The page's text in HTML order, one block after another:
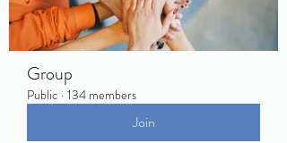
Group
Public · 134 members
Join